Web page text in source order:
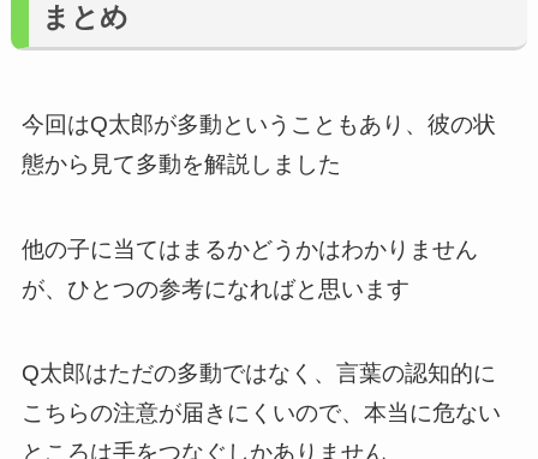
まとめ
今回はQ太郎が多動ということもあり、彼の状
態から見て多動を解説しました
他の子に当てはまるかどうかはわかりません
が、ひとつの参考になればと思います
Q太郎はただの多動ではなく、言葉の認知的に
こちらの注意が届きにくいので、本当に危ない
ところは手をつなぐしかありません